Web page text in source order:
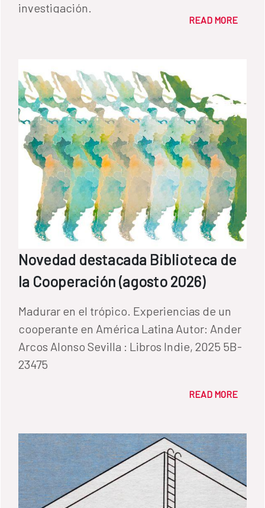
investigación.
READ MORE
Novedad destacada Biblioteca de
la Cooperación (agosto 2026)
Madurar en el trópico. Experiencias de un
cooperante en América Latina Autor: Ander
Arcos Alonso Sevilla : Libros Indie, 2025 5B-
23475
READ MORE